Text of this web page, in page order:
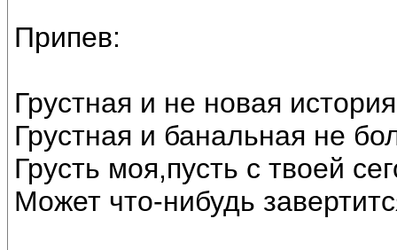
Припев:
Грустная и не новая
Грустная и банальная не
Грусть моя,пусть с твоей
Может что-нибудь